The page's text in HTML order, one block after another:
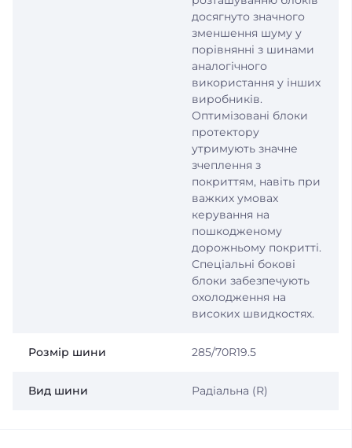
досягнуто значного
зменшення шуму у
порівнянні з шинами
аналогічного
використання у інших
виробників.
Оптимізовані блоки
протектору
утримують значне
зчеплення з
покриттям, навіть при
важких умовах
керування на
пошкодженому
дорожньому покритті.
Спеціальні бокові
блоки забезпечують
охолодження на
високих швидкостях.
Розмір шини 285/70R19.5
Вид шини Радіальна (R)